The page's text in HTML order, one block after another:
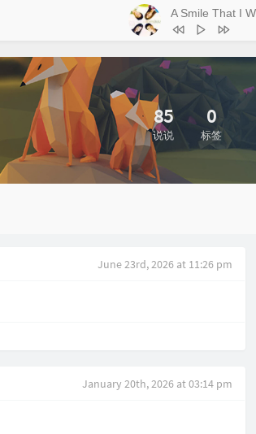
1
Ticket (Day Trip)
AgainPlayground
4 Old Chinese Song
5 淤青
6 我可以坐你旁边吗
7 For You To Be Here
85
说说
0
标签
June 23rd, 2026 at 11:26 pm
January 20th, 2026 at 03:14 pm